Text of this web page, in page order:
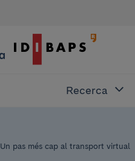
Recerca
Un pas més cap al transport virtual